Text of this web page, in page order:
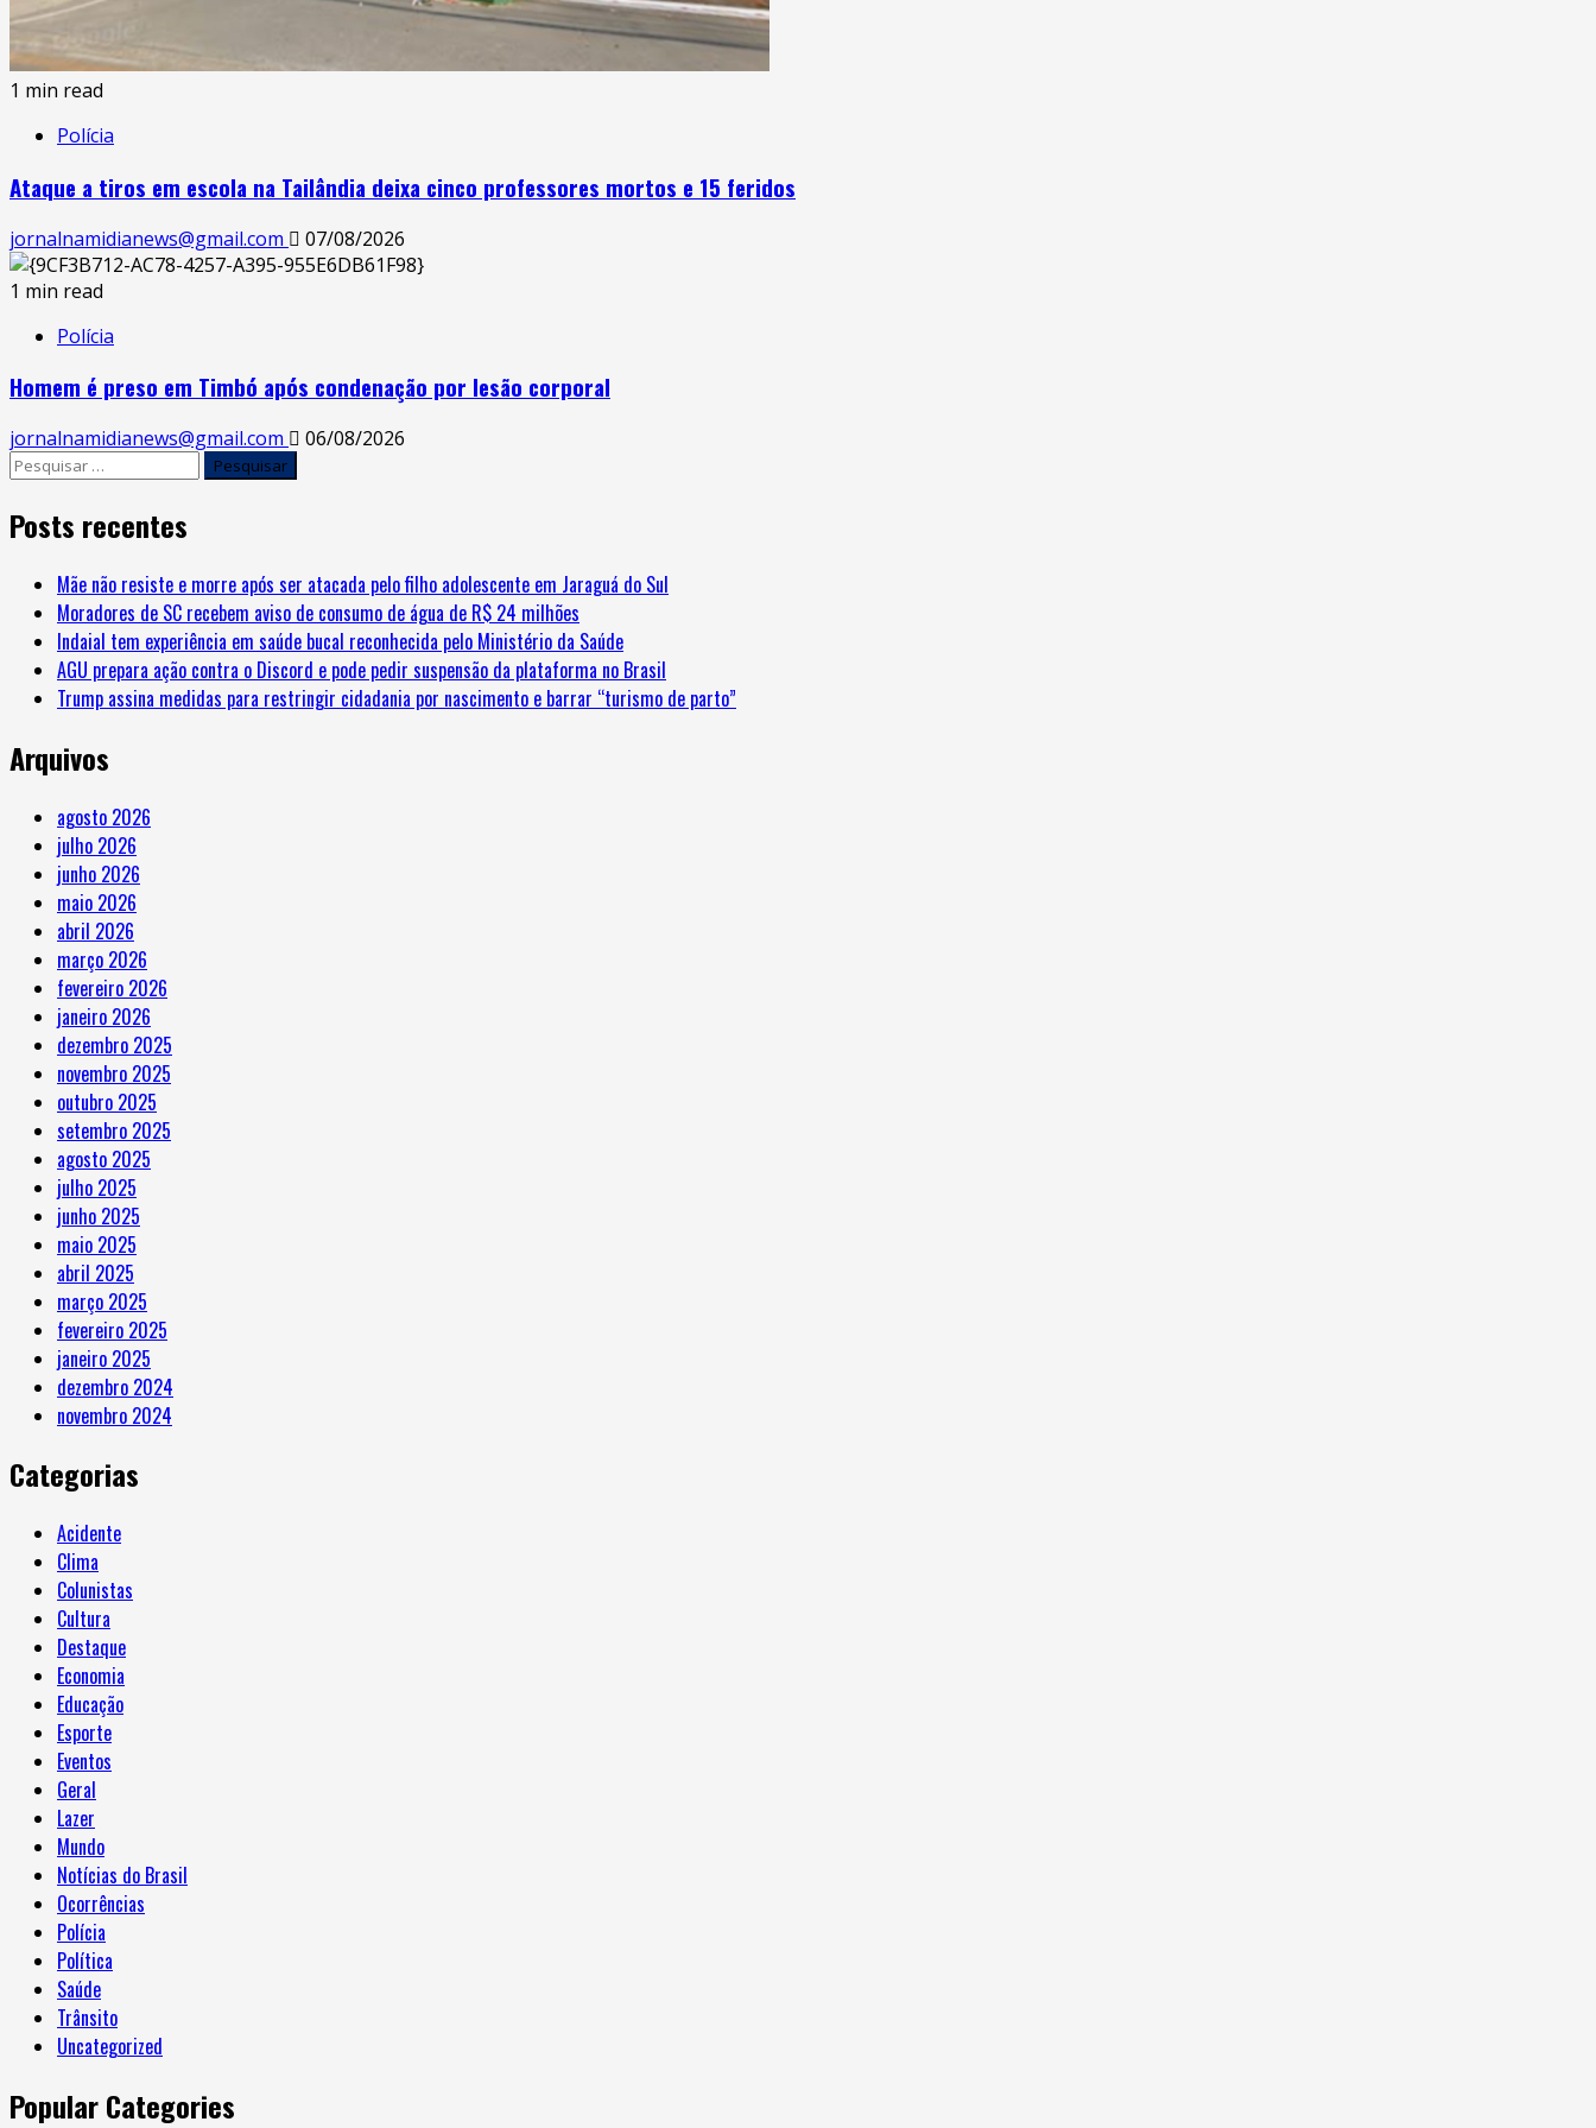
1 min read
Polícia
Ataque a tiros em escola na Tailândia deixa cinco professores mortos e 15 feridos
jornalnamidianews@gmail.com
07/08/2026
1 min read
Polícia
Homem é preso em Timbó após condenação por lesão corporal
jornalnamidianews@gmail.com 06/08/2026
Posts recentes
Mãe não resiste e morre após ser atacada pelo filho adolescente em Jaraguá do Sul
Moradores de SC recebem aviso de consumo de água de R$ 24 milhões
Indaial tem experiência em saúde bucal reconhecida pelo Ministério da Saúde
AGU prepara ação contra o Discord e pode pedir suspensão da plataforma no Brasil
Trump assina medidas para restringir cidadania por nascimento e barrar “turismo de parto”
Arquivos
agosto 2026
julho 2026
junho 2026
maio 2026
abril 2026
março 2026
fevereiro 2026
janeiro 2026
dezembro 2025
novembro 2025
outubro 2025
setembro 2025
agosto 2025
julho 2025
junho 2025
maio 2025
abril 2025
março 2025
fevereiro 2025
janeiro 2025
dezembro 2024
novembro 2024
Categorias
Acidente
Clima
Colunistas
Cultura
Destaque
Economia
Educação
Esporte
Eventos
Geral
Lazer
Mundo
Notícias do Brasil
Ocorrências
Polícia
Política
Saúde
Trânsito
Uncategorized
Popular Categories